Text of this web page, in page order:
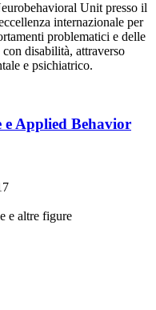
Unit presso il
internazionale per
problematici e delle
disabilità, attraverso
e psichiatrico.
Applied Behavior
e altre figure